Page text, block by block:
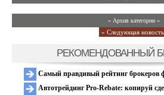
» Архив категории «
» Следующая
РЕКОМЕНДОВАННЫЙ
Самый правдивый рейтинг брокеров
Автотрейдинг Pro-Rebate: копируй